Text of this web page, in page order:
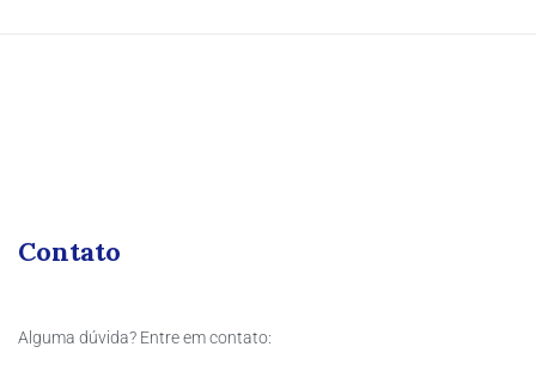
Contato
Alguma dúvida? Entre em contato: